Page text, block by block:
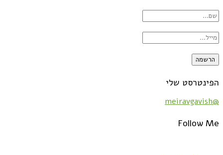
הפינטרסט שלי
@meiravgavish
Follow Me